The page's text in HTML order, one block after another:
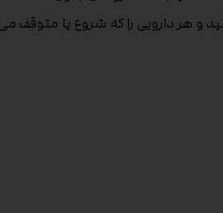
و هر دارویی را که شروع یا متوقف